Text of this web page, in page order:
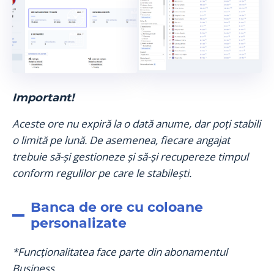
Important!
Aceste ore nu expiră la o dată anume, dar poți stabili
o limită pe lună. De asemenea, fiecare angajat
trebuie să-și gestioneze și să-și recupereze timpul
conform regulilor pe care le stabilești.
Banca de ore cu coloane
personalizate
*Funcționalitatea face parte din abonamentul
Business